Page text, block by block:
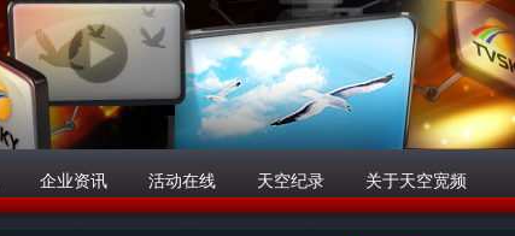
企业资讯 活动在线 天空纪录 关于天空宽频